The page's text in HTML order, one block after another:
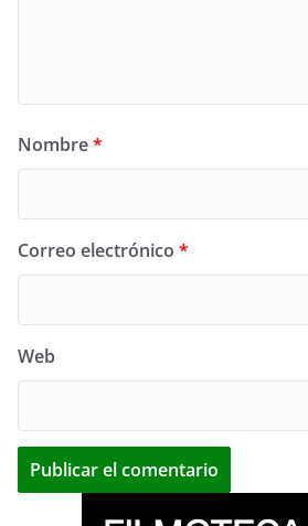
Nombre*
Correo electrónico *
Web